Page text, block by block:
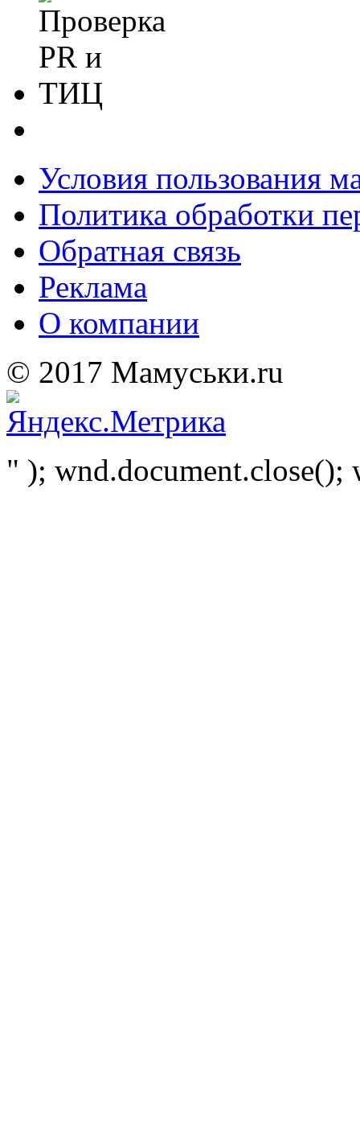
Условия пользования
Политика обработки
Обратная связь
Реклама
О компании
© 2017 Мамуськи.ru
" );